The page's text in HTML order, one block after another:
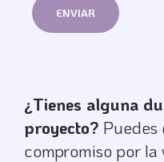
¿Tienes alguna
proyecto?
compromiso por